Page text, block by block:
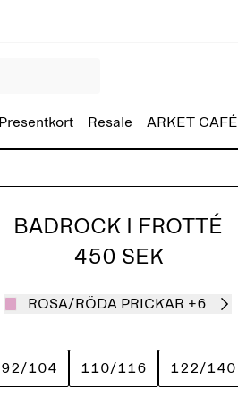
Presentkort Resale ARKET CAFÉ
BADROCK I FROTTÉ
450 SEK
ROSA/RÖDA PRICKAR +6
92/104 110/116 122/140